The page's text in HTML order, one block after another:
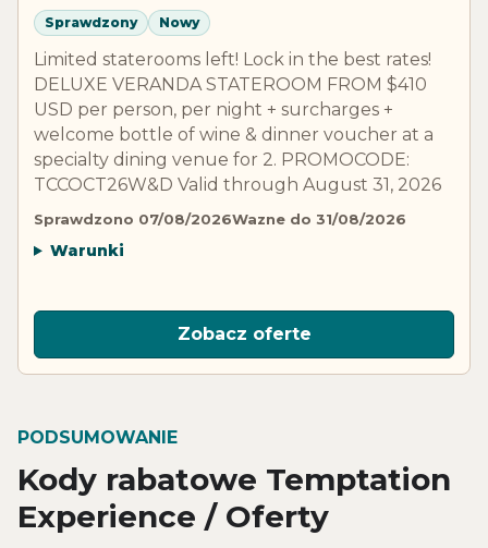
Sprawdzony Nowy
Limited staterooms left! Lock in the best rates!
DELUXE VERANDA STATEROOM FROM $410
USD per person, per night + surcharges +
welcome bottle of wine & dinner voucher at a
specialty dining venue for 2. PROMOCODE:
TCCOCT26W&D Valid through August 31, 2026
Sprawdzono 07/08/2026Wazne do 31/08/2026
Warunki
Zobacz oferte
PODSUMOWANIE
Kody rabatowe Temptation
Experience / Oferty